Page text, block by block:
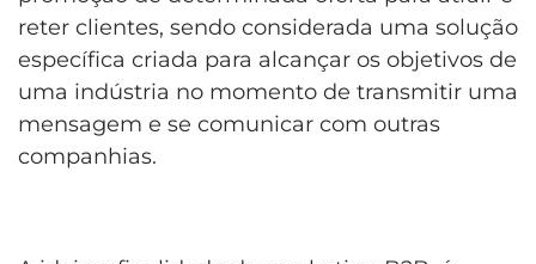
reter clientes, sendo considerada uma solução
específica criada para alcançar os objetivos de
uma indústria no momento de transmitir uma
mensagem e se comunicar com outras
companhias.